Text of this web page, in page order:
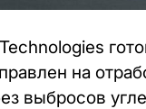
на
выбросов